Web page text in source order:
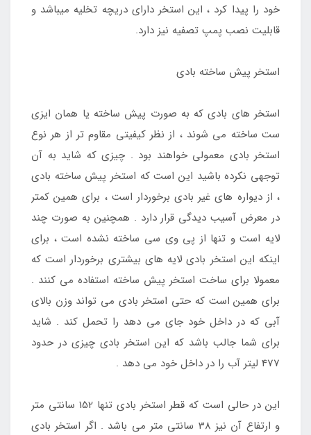
خود را پیدا کرد ، این استخر دارای دریچه تخلیه میباشد و
قابلیت نصب پمپ تصفیه نیز دارد.
استخر پیش ساخته بادی
استخر های بادی که به صورت پیش ساخته یا همان ایزی
ست ساخته می شوند ، از نظر کیفیتی مقاوم تر از هر نوع
استخر بادی معمولی خواهند بود . چیزی که شاید به آن
توجهی نکرده باشید این است که استخر پیش ساخته بادی
، از دیواره های غیر بادی برخوردار است ، برای همین کمتر
در معرض آسیب دیدگی قرار دارد . همچنین به صورت چند
لایه است و تنها از پی وی سی ساخته نشده است ، برای
اینکه این استخر بادی لایه های بیشتری برخوردار است که
معمولا برای ساخت استخر پیش ساخته استفاده می کنند .
برای همین است که حتی استخر بادی می تواند وزن بالای
آبی که در داخل خود جای می دهد را تحمل کند . شاید
برای شما جالب باشد که این استخر بادی چیزی در حدود
477 لیتر آب را در داخل خود می دهد .
این در حالی است که قطر استخر بادی تنها 152 سانتی متر
و ارتفاع آن نیز 38 سانتی متر می باشد . اگر استخر بادی